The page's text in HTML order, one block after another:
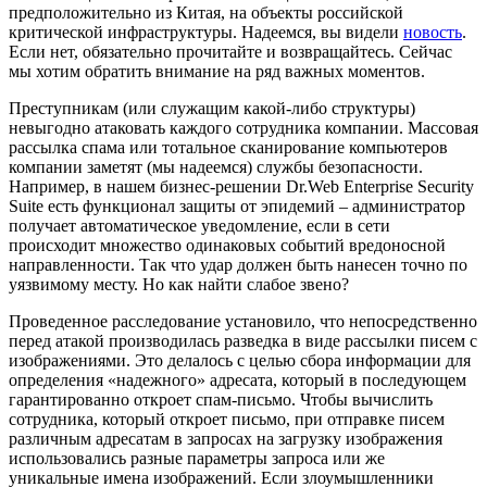
предположительно из Китая, на объекты российской
критической инфраструктуры. Надеемся, вы видели новость.
Если нет, обязательно прочитайте и возвращайтесь. Сейчас
мы хотим обратить внимание на ряд важных моментов.
Преступникам (или служащим какой-либо структуры)
невыгодно атаковать каждого сотрудника компании. Массовая
рассылка спама или тотальное сканирование компьютеров
компании заметят (мы надеемся) службы безопасности.
Например, в нашем бизнес-решении Dr.Web Enterprise Security
Suite есть функционал защиты от эпидемий – администратор
получает автоматическое уведомление, если в сети
происходит множество одинаковых событий вредоносной
направленности. Так что удар должен быть нанесен точно по
уязвимому месту. Но как найти слабое звено?
Проведенное расследование установило, что непосредственно
перед атакой производилась разведка в виде рассылки писем с
изображениями. Это делалось с целью сбора информации для
определения «надежного» адресата, который в последующем
гарантированно откроет спам-письмо. Чтобы вычислить
сотрудника, который откроет письмо, при отправке писем
различным адресатам в запросах на загрузку изображения
использовались разные параметры запроса или же
уникальные имена изображений. Если злоумышленники